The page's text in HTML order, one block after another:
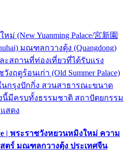
(New Yuanming Palace/宮新園
มณฑลกวางตุ้ง (Quangdong)
ะสถานที่ท่องเที่ยวที่ได้รับแรง
ฤดูร้อนเก่า (Old Summer Palace)
กรุงปักกิ่ง สวนสาธารณะขนาด
นี้มีครบทั้งธรรมชาติ สถาปัตยกรรม
สดง
| พระราชวังหยวนหมิงใหม่ ความ
ตร์ มณฑลกวางตุ้ง ประเทศจีน